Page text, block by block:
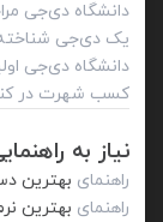
دانشگاه دی‌جی
یک دی‌جی
دانشگاه دی‌جی
کسب شهرت در
نیاز به
راهنمای بهترین
راهنمای بهترین